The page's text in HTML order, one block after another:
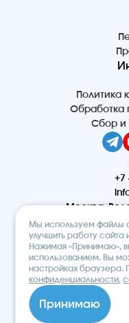
Политика
Обработка
Сбор и
+7
Москва,
© 2026.
Мы используем файлы
улучшить работу сайта
Нажимая «Принимаю»,
использованием. Вы
настройках
конфиденциальности,
Принимаю